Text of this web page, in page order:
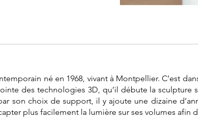
né en 1968, vivant à Montpellier. C’est
des technologies 3D, qu’il débute la sculpture
son choix de support, il y ajoute une dizaine
plus facilement la lumière sur ses volumes afin